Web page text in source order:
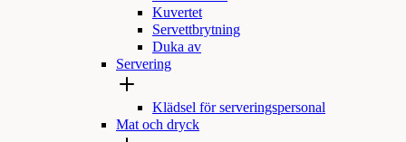
Kuvertet
Servettbrytning
Duka av
Servering
Klädsel för serveringspersonal
Mat och dryck